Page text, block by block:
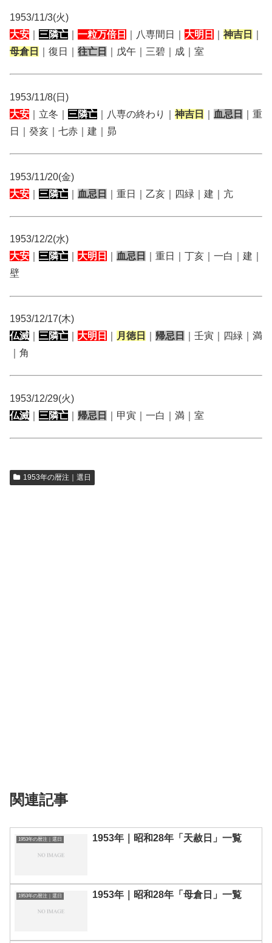
1953/11/3(火)
大安
三隣亡 一粒万倍日 ｜八専間日｜ 大明日 神吉日
母倉日
｜復日｜ 往亡日 ｜戊午｜三碧｜成｜室
1953/11/8(日)
大安 ｜立冬｜ 三隣亡 ｜八専の終わり｜ 神吉日 血忌日
｜重
日｜癸亥｜七赤｜建｜昴
1953/11/20(金)
大安
三隣亡 血忌日 ｜重日｜乙亥｜四緑｜建｜亢
1953/12/2(水)
大安
三隣亡 大明日 血忌日
｜重日｜丁亥｜一白｜建｜
壁
1953/12/17(木)
仏滅
三隣亡 大明日 月徳日 帰忌日
｜壬寅｜四緑｜満
｜角
1953/12/29(火)
仏滅
三隣亡 帰忌日 ｜甲寅｜一白｜満｜室
1953年の暦注｜選日
関連記事
1953年の暦注｜選日 1953年｜昭和28年「天赦日」一覧
1953年の暦注｜選日 1953年｜昭和28年「母倉日」一覧